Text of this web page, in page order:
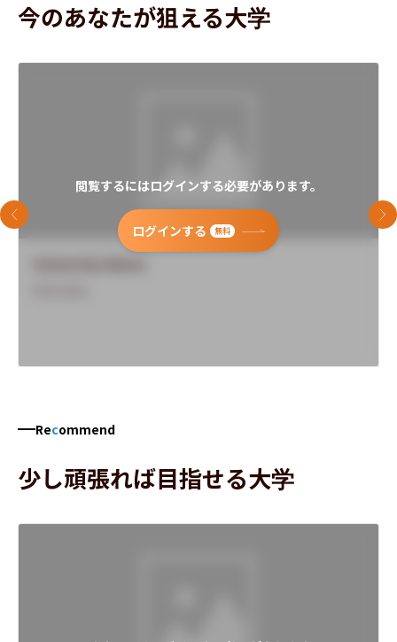
今のあなたが狙える大学
閲覧するにはログインする必要があります。
ログインする 無料
前のスライド 次
Recommend
少し頑張れば目指せる大学